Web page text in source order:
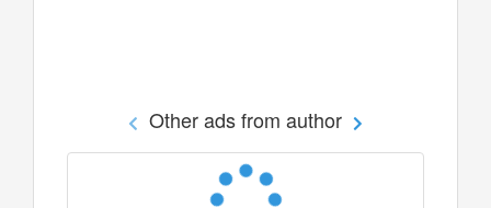
Other ads from author